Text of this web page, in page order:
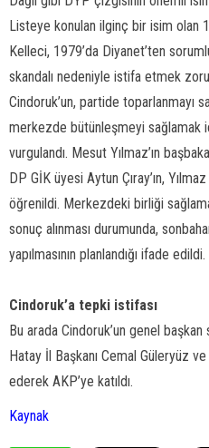
Listeye konulan ilginç bir isim olan
Kelleci, 1979’da Diyanet’ten
skandalı nedeniyle istifa etmek
Cindoruk’un, partide toparlanmayı
merkezde bütünleşmeyi sağlamak
vurgulandı. Mesut Yılmaz’ın
DP GİK üyesi Aytun Çıray’ın,
öğrenildi. Merkezdeki birliği
sonuç alınması durumunda,
yapılmasının planlandığı ifade edildi.
Cindoruk’a tepki istifası
Bu arada Cindoruk’un genel
Hatay İl Başkanı Cemal Güleryüz
ederek AKP’ye katıldı.
Kaynak